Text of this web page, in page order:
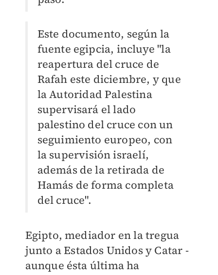
Este documento, según la
fuente egipcia, incluye "la
reapertura del cruce de
Rafah este diciembre, y que
la Autoridad Palestina
supervisará el lado
palestino del cruce con un
seguimiento europeo, con
la supervisión israelí,
además de la retirada de
Hamás de forma completa
del cruce".
Egipto, mediador en la tregua
junto a Estados Unidos y Catar -
aunque ésta última ha